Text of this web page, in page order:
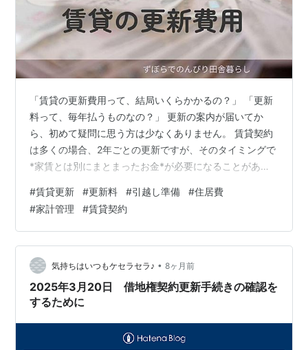
「賃貸の更新費用って、結局いくらかかるの？」 「更新
料って、毎年払うものなの？」 更新の案内が届いてか
ら、初めて疑問に思う方は少なくありません。 賃貸契約
は多くの場合、2年ごとの更新ですが、そのタイミングで
*家賃とは別にまとまったお金*が必要になることがあり
か 更新料はいつ・なぜ・必ず払うものなのか 支払った更
新料は返ってくるのか を、契約書の見方と家計の考え方
を交えて整理します。 ① 賃貸の更新費用とは？何にい
くらかかる？ 家賃の更新料を払う理由 ② 賃貸の更新料
はいくら？相場の目安 ③ 賃貸2年契約の更新料はいつ払
う？ ④ 賃貸の更新料…
#賃貸更新 #更新料 #引越し準備 #住居費
#家計管理 #賃貸契約
気持ちはいつもケセラセラ♪ • 8ヶ月前
2025年3月20日 借地権契約更新手続きの確認を
するために